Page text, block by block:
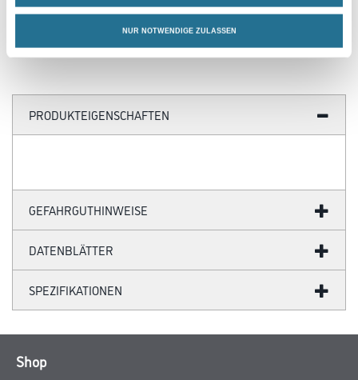
NUR NOTWENDIGE ZULASSEN
PRODUKTEIGENSCHAFTEN
GEFAHRGUTHINWEISE
DATENBLÄTTER
SPEZIFIKATIONEN
Shop